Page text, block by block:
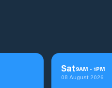
Sat9AM - 1PM
08 August 2026